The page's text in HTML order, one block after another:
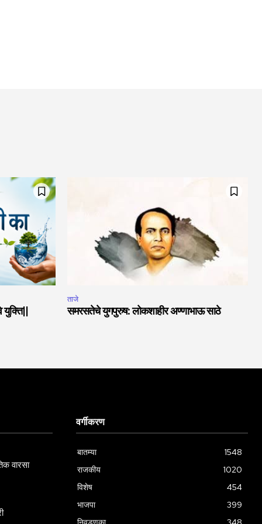
ताजे
समरसतेचे युगपुरुष: लोकशाहीर अण्णाभाऊ साठे
वारसा
वर्गीकरण
बातम्या
1548
राजकीय
1020
विशेष
454
भाजपा
399